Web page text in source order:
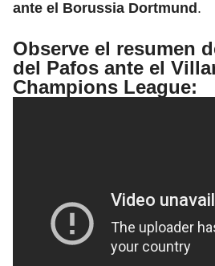
ante el Borussia Dortmund.
Observe el resumen
del Pafos ante el
Champions League: